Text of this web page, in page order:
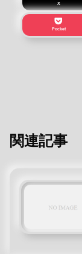
X
Pocket
関連記事